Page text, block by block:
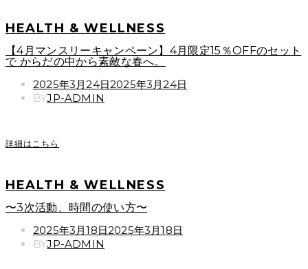
HEALTH & WELLNESS
【4月マンスリーキャンペーン】4月限定15％OFFのセット
で からだの中から素敵な春へ。
POSTED
ON
2025年3月24日2025年3月24日
BYJP-ADMIN
詳細はこちら
HEALTH & WELLNESS
〜3次活動、時間の使い方〜
POSTED
ON
2025年3月18日2025年3月18日
BYJP-ADMIN